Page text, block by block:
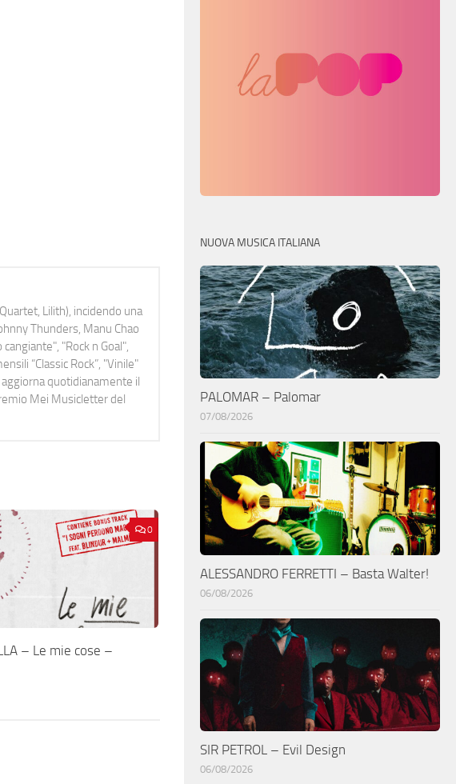
Lilith), incidendo una
Thunders, Manu Chao
"Rock n Goal",
“Classic Rock”, "Vinile"
aggiorna quotidianamente il
Mei Musicletter del
0
– Le mie cose –
NUOVA MUSICA ITALIANA
PALOMAR – Palomar
07/08/2026
ALESSANDRO FERRETTI – Basta Walter!
06/08/2026
SIR PETROL – Evil Design
06/08/2026